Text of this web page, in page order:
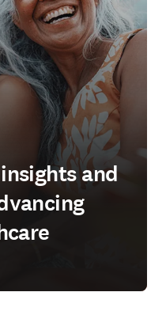
and